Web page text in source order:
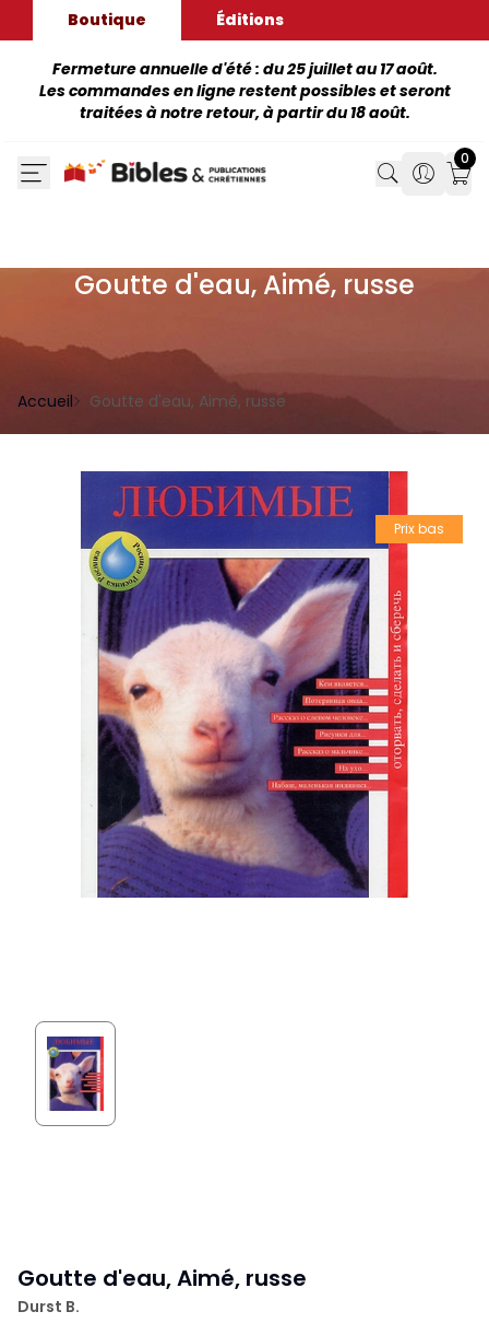
Boutique Éditions
Fermeture annuelle d'été : du 25 juillet au 17 août.
Les commandes en ligne restent possibles et seront
traitées à notre retour, à partir du 18 août.
Search
Search
0
Goutte d'eau, Aimé, russe
Accueil Goutte d'eau, Aimé, russe
Prix bas
Goutte d'eau, Aimé, russe
Durst B.